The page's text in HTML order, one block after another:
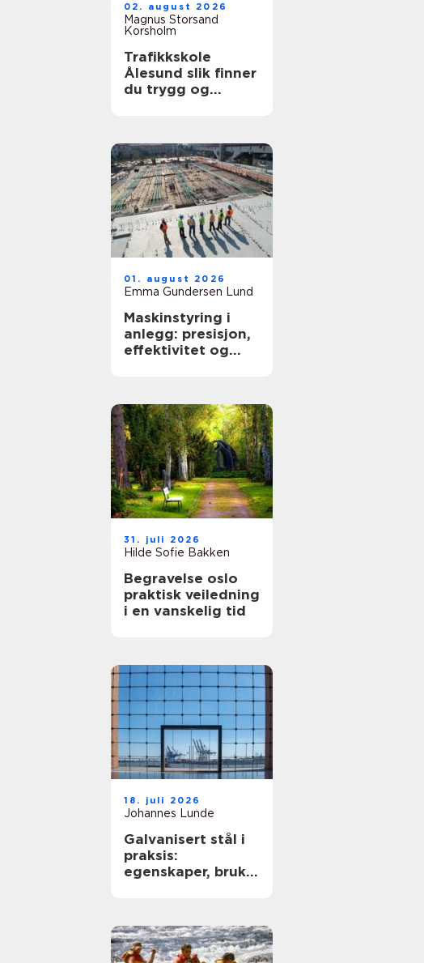
02. august 2026
Magnus Storsand
Korsholm
Trafikkskole
Ålesund slik finner
du trygg og
01. august 2026
Emma Gundersen Lund
Maskinstyring i
anlegg: presisjon,
effektivitet og
31. juli 2026
Hilde Sofie Bakken
Begravelse oslo
praktisk veiledning
i en vanskelig tid
18. juli 2026
Johannes Lunde
Galvanisert stål i
praksis:
egenskaper, bruk